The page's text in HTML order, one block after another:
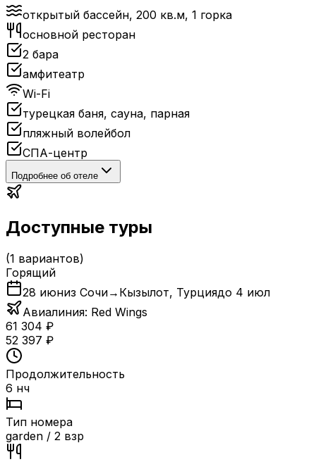
открытый бассейн, 200 кв.м, 1 горка
основной ресторан
2 бара
амфитеатр
Wi-Fi
турецкая баня, сауна, парная
пляжный волейбол
СПА-центр
Подробнее об отеле
Доступные туры
(1 вариантов)
Горящий
28 июниз Сочи→ Кызылот, Турциядо 4 июл
Авиалиния: Red Wings
61 304 ₽
52 397 ₽
Продолжительность
6 нч
Тип номера
garden / 2 взр